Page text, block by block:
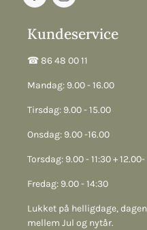
Kundeservice
☎︎ 86 48 00 11
Mandag: 9.00 - 16.00
Tirsdag: 9.00 - 15.00
Onsdag: 9.00 -16.00
Torsdag: 9.00 - 11:30 + 12.00-
Fredag: 9.00 - 14:30
Lukket på helligdage,
mellem Jul og nytår.